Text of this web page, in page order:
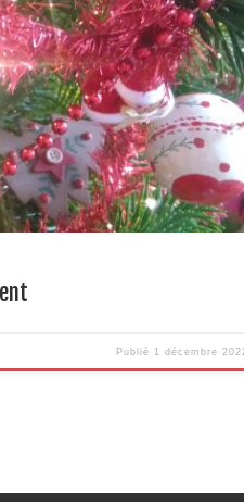
vous propose un calendrier de
cases s’ouvrent tous les jours à 8h,
la première case : Quatre amis dans
Publié 1 décembre